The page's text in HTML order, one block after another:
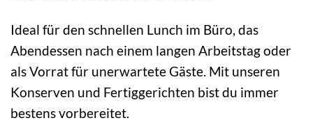
Ideal für den schnellen Lunch im Büro, das
Abendessen nach einem langen Arbeitstag oder
als Vorrat für unerwartete Gäste. Mit unseren
Konserven und Fertiggerichten bist du immer
bestens vorbereitet.